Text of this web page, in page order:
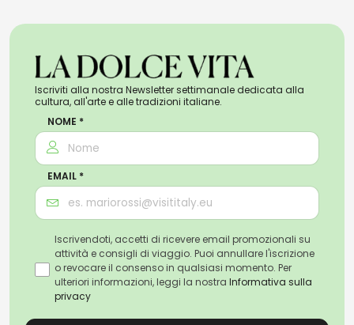
trasformata in rifugio antiaereo. Tra gli elementi più
affascinanti ci sono anche antiche bombole
d’ossigeno e un’area dedicata agli oggetti rinvenuti
durante gli scavi, come macchine d’epoca e reperti
bellici. Nei dintorni della galleria, si trova la splendida
Piazza del Plebiscito, con ilPalazzo Reale
maestosaChiesa di San Francesco di Paola. A breve
distanza, ilMaschio Angioino
simbolo della città, e la famosavia Toledo, ricca di
negozi e locali tipici, completano una visita che unisce
storia, arte e cultura.
La storia della Galleria Borbonica
Iscriviti alla nostra Newsletter settimanale dedicata alla
cultura, all'arte e alle tradizioni italiane.
NOME *
EMAIL *
Iscrivendoti, accetti di ricevere email promozionali su
attività e consigli di viaggio. Puoi annullare l'iscrizione
o revocare il consenso in qualsiasi momento. Per
ulteriori informazioni, leggi la nostra Informativa sulla
privacy